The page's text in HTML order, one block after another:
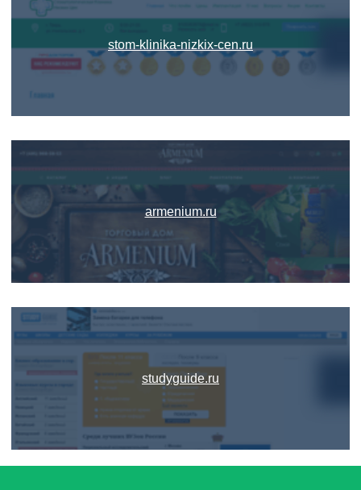
stom-klinika-nizkix-cen.ru
armenium.ru
studyguide.ru